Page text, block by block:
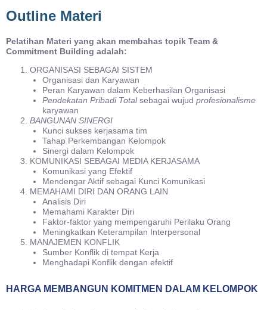
Outline Materi
Pelatihan Materi yang akan membahas topik Team &
Commitment Building adalah:
ORGANISASI SEBAGAI SISTEM
Organisasi dan Karyawan
Peran Karyawan dalam Keberhasilan Organisasi
Pendekatan Pribadi Totalsebagai wujud profesionalisme
karyawan
BANGUNAN SINERGI
Kunci sukses kerjasama tim
Tahap Perkembangan Kelompok
Sinergi dalam Kelompok
KOMUNIKASI SEBAGAI MEDIA KERJASAMA
Komunikasi yang Efektif
Mendengar Aktif sebagai Kunci Komunikasi
MEMAHAMI DIRI DAN ORANG LAIN
Analisis Diri
Memahami Karakter Diri
Faktor-faktor yang mempengaruhi Perilaku Orang
Meningkatkan Keterampilan Interpersonal
MANAJEMEN KONFLIK
Sumber Konflik di tempat Kerja
Menghadapi Konflik dengan efektif
HARGA MEMBANGUN KOMITMEN DALAM KELOMPOK